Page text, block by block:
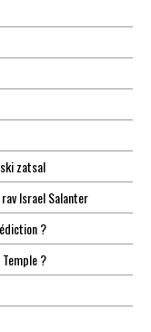
zatsal
Israel Salanter
?
?